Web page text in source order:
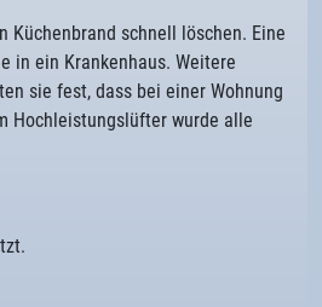
Küchenbrand schnell löschen. Eine
in ein Krankenhaus. Weitere
sie fest, dass bei einer Wohnung
Hochleistungslüfter wurde alle